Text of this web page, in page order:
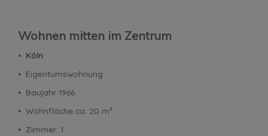
Wohnen mitten im Zentrum
⦁ Köln
⦁ Eigentumswohnung
⦁ Baujahr 1966
⦁ Wohnfläche ca. 20 m²
⦁ Zimmer: 1